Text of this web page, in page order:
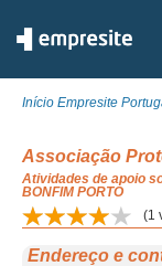
Início Empresite
Associação
Atividades de apoio
BONFIM PORTO
(1
Endereço e